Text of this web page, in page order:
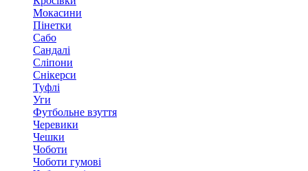
Мокасини
Пінетки
Сабо
Сандалі
Сліпони
Снікерси
Туфлі
Уги
Футбольне взуття
Черевики
Чешки
Чоботи
Чоботи гумові